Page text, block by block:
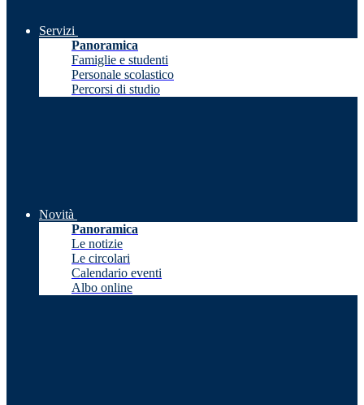
Servizi
Panoramica
Famiglie e studenti
Personale scolastico
Percorsi di studio
Novità
Panoramica
Le notizie
Le circolari
Calendario eventi
Albo online